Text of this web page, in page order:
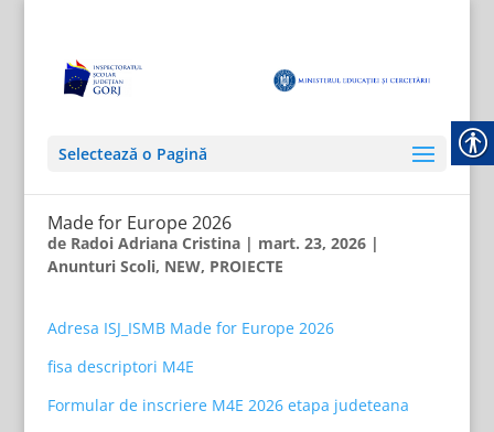
Selectează o Pagină
Made for Europe 2026
de Radoi Adriana Cristina| mart. 23, 2026|
Anunturi Scoli, NEW, PROIECTE
Adresa ISJ_ISMB Made for Europe 2026
fisa descriptori M4E
Formular de inscriere M4E 2026 etapa judeteana